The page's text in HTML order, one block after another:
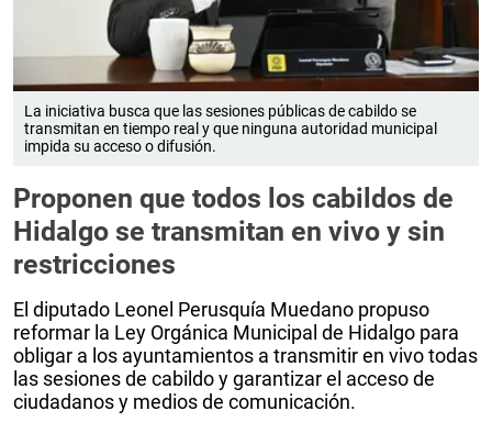
La iniciativa busca que las sesiones públicas de cabildo se
transmitan en tiempo real y que ninguna autoridad municipal
impida su acceso o difusión.
Proponen que todos los cabildos de
Hidalgo se transmitan en vivo y sin
restricciones
El diputado Leonel Perusquía Muedano propuso
reformar la Ley Orgánica Municipal de Hidalgo para
obligar a los ayuntamientos a transmitir en vivo todas
las sesiones de cabildo y garantizar el acceso de
ciudadanos y medios de comunicación.